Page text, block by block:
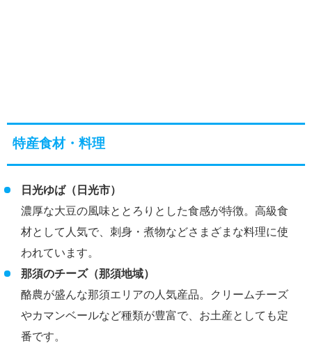
特産食材・料理
日光ゆば（日光市）
濃厚な大豆の風味ととろりとした食感が特徴。高級食
材として人気で、刺身・煮物などさまざまな料理に使
われています。
那須のチーズ（那須地域）
酪農が盛んな那須エリアの人気産品。クリームチーズ
やカマンベールなど種類が豊富で、お土産としても定
番です。